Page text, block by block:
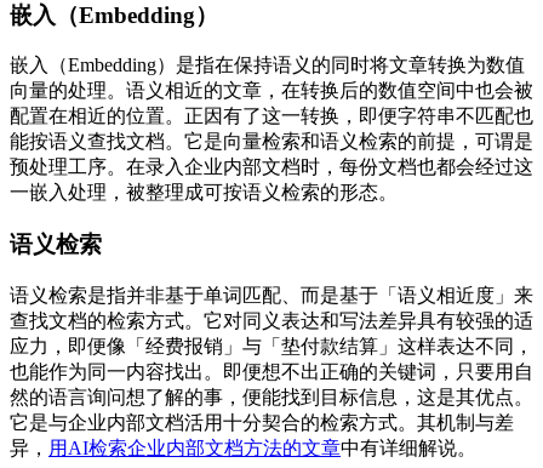
嵌入（Embedding）
嵌入（Embedding）是指在保持语义的同时将文章转换为数值
向量的处理。语义相近的文章，在转换后的数值空间中也会被
配置在相近的位置。正因有了这一转换，即便字符串不匹配也
能按语义查找文档。它是向量检索和语义检索的前提，可谓是
预处理工序。在录入企业内部文档时，每份文档也都会经过这
一嵌入处理，被整理成可按语义检索的形态。
语义检索
语义检索是指并非基于单词匹配、而是基于「语义相近度」来
查找文档的检索方式。它对同义表达和写法差异具有较强的适
应力，即便像「经费报销」与「垫付款结算」这样表达不同，
也能作为同一内容找出。即便想不出正确的关键词，只要用自
然的语言询问想了解的事，便能找到目标信息，这是其优点。
它是与企业内部文档活用十分契合的检索方式。其机制与差
异， 用AI检索企业内部文档方法的文章中有详细解说。